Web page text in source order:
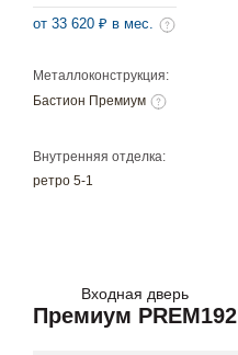
Металлоконструкция:
Бастион Премиум
Внутренняя отделка:
ретро 5-1
от 33 620 ₽ в мес.
Входная дверь
Премиум PREM192